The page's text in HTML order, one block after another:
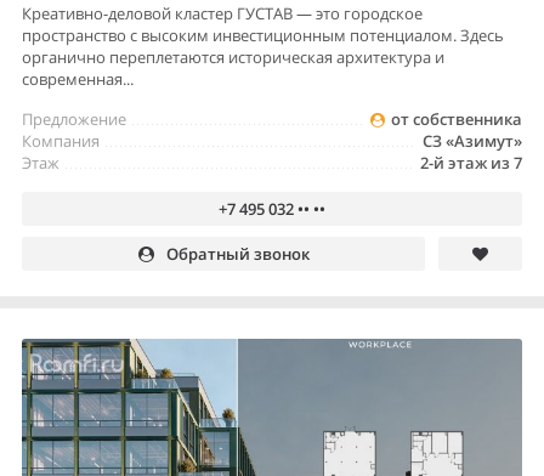
Креативно-деловой кластер ГУСТАВ — это городское
пространство с высоким инвестиционным потенциалом. Здесь
органично переплетаются историческая архитектура и
современная...
от собственника
Предложение
СЗ «Азимут»
Компания
2-й этаж из 7
Этаж
+7 495 032 •• ••
Обратный звонок